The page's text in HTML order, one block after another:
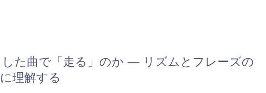
た曲で「走る」のか — リズムとフレーズの
理解する